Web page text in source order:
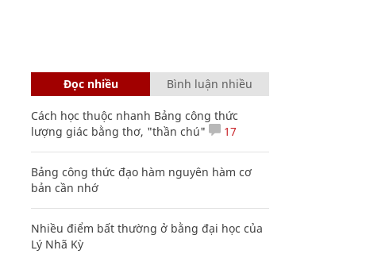
Đọc nhiều Bình luận nhiều
Cách học thuộc nhanh Bảng công thức
lượng giác bằng thơ, "thần chú"
17
Bảng công thức đạo hàm nguyên hàm cơ
bản cần nhớ
Nhiều điểm bất thường ở bằng đại học của
Lý Nhã Kỳ